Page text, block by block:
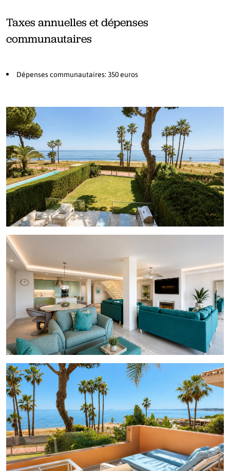
Taxes annuelles et dépenses
communautaires
Dépenses communautaires: 350 euros